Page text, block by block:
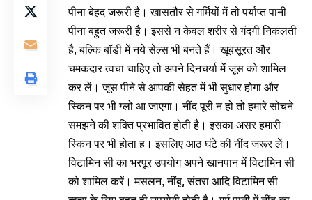
पीना बेहद जरूरी है। खासतौर से गर्मियों में तो पर्याप्त पानी
पीना बहुत जरूरी है। इससे न केवल शरीर से गंदगी निकलती
है, बल्कि बॉडी में नये सेल्स भी बनते हैं। खूबसूरत और
चमकदार त्वचा चाहिए तो अपने दिनचर्या में जूस को शामिल
कर लें। जूस पीने से आपकी सेहत में भी सुधार होगा और
स्किन पर भी ग्लो आ जाएगा। नींद पूरी न हो तो हमारे सोचने
समझने की शक्ति प्रभावित होती है। इसका असर हमारी
स्किन पर भी होता ह। इसलिए आठ घंटे की नींद जरूर लें।
विटामिन सी का भरपूर उपयोग अपने खानपान में विटामिन सी
को शामिल करें। मसलन, नींबू, संतरा आदि विटामिन सी